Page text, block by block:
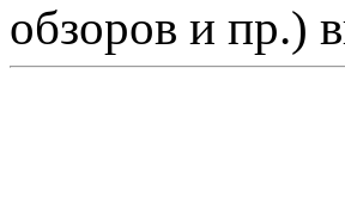
обзоров и пр.)